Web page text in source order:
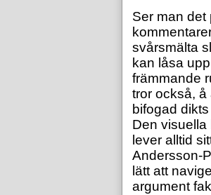
Ser man
svårsmälta
kan låsa
främmande
tror också,
bifogad
Den visuella
lever alltid
Andersson-
lätt att
argument